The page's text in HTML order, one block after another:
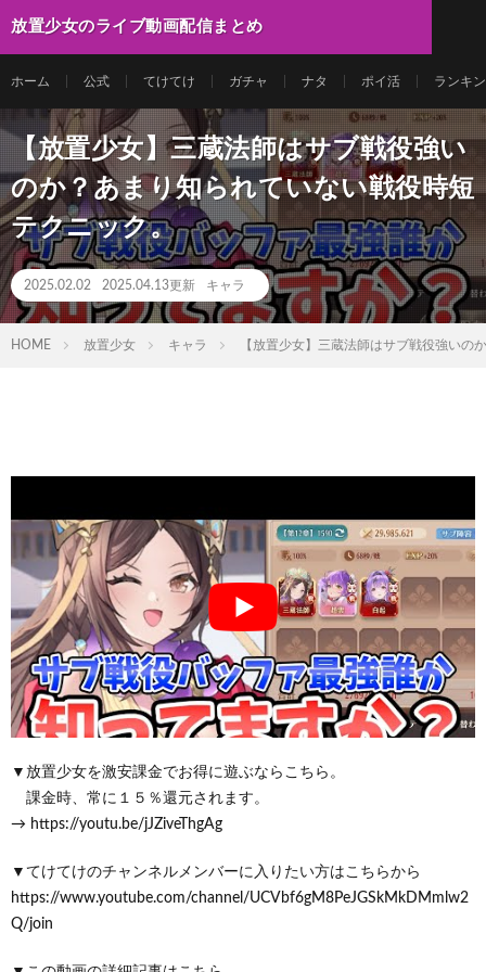
放置少女のライブ動画配信まとめ
ホーム 公式 てけてけ ガチャ ナタ ポイ活 ランキ
【放置少女】三蔵法師はサブ戦役強い
のか？あまり知られていない戦役時短
テクニック。
2025.02.02 2025.04.13更新 キャラ
HOME 放置少女 キャラ 【放置少女】三蔵法師はサブ戦役強いの
▼放置少女を激安課金でお得に遊ぶならこちら。
課金時、常に１５％還元されます。
→ https://youtu.be/jJZiveThgAg
▼てけてけのチャンネルメンバーに入りたい方はこちらから
https://www.youtube.com/channel/UCVbf6gM8PeJGSkMkDMmlw2
Q/join